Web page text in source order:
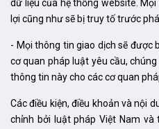
dữ liệu của hệ thống website.
lợi cũng như sẽ bị truy tố trước
- Mọi thông tin giao dịch sẽ
cơ quan pháp luật yêu cầu,
thông tin này cho các cơ quan
Các điều kiện, điều khoản và nội
chỉnh bởi luật pháp Việt Nam